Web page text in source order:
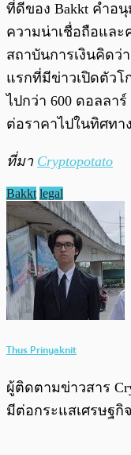
ที่ดีของ Bakkt คำอนุ
ความน่าเชื่อถือแล
สถาบันการเงินคิดว่
แรกที่มีข่าวเปิดตัวโ
ไปกว่า 600 ดอลลา
ต่อราคาไปในทิศทา
ที่มา Cryptopotato
Bakkt legal
Thus Prinyaknit
ผู้ติดตามข่าวสาร
มีต่อกระแสเศรษฐ